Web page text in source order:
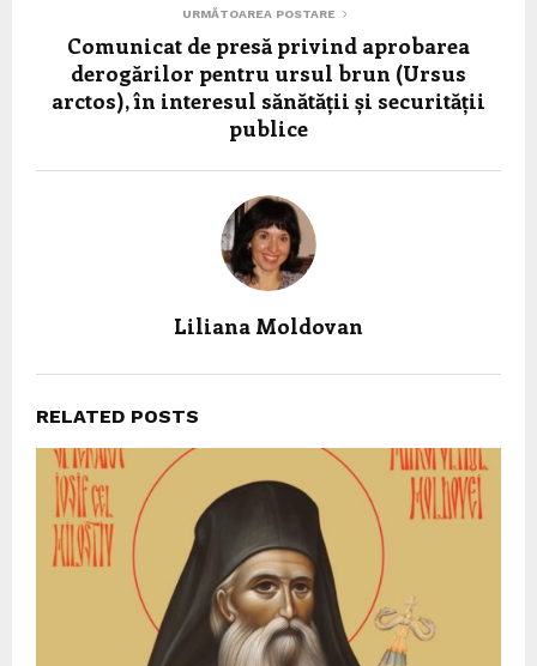
URMĂTOAREA POSTARE
Comunicat de presă privind aprobarea
derogărilor pentru ursul brun (Ursus
arctos), în interesul sănătății și securității
publice
Liliana Moldovan
RELATED POSTS